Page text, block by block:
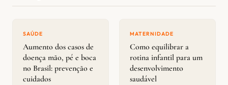
SAÚDE
Aumento dos casos de
doença mão, pé e boca
no Brasil: prevenção e
cuidados
MATERNIDADE
Como equilibrar a
rotina infantil para um
desenvolvimento
saudável